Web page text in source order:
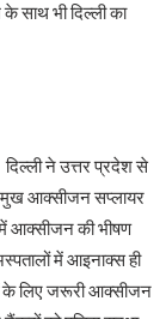
साथ भी दिल्ली का
ने उत्तर प्रदेश से
आक्सीजन सप्लायर
आक्सीजन की भीषण
में आइनाक्स ही
के लिए जरूरी आक्सीजन